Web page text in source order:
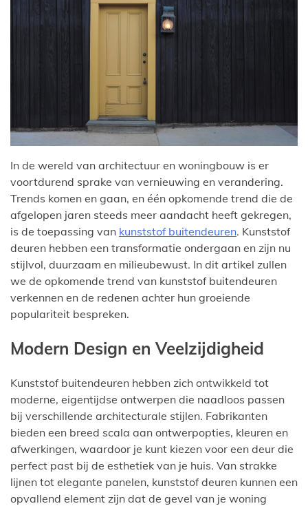
In de wereld van architectuur en woningbouw is er
voortdurend sprake van vernieuwing en verandering.
Trends komen en gaan, en één opkomende trend die de
afgelopen jaren steeds meer aandacht heeft gekregen,
is de toepassing van kunststof buitendeuren. Kunststof
deuren hebben een transformatie ondergaan en zijn nu
stijlvol, duurzaam en milieubewust. In dit artikel zullen
we de opkomende trend van kunststof buitendeuren
verkennen en de redenen achter hun groeiende
populariteit bespreken.
Modern Design en Veelzijdigheid
Kunststof buitendeuren hebben zich ontwikkeld tot
moderne, eigentijdse ontwerpen die naadloos passen
bij verschillende architecturale stijlen. Fabrikanten
bieden een breed scala aan ontwerpopties, kleuren en
afwerkingen, waardoor je kunt kiezen voor een deur die
perfect past bij de esthetiek van je huis. Van strakke
lijnen tot elegante panelen, kunststof deuren kunnen een
opvallend element zijn dat de gevel van je woning